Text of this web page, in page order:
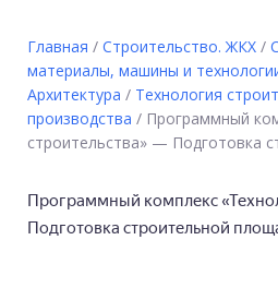
Главная / Строительство. ЖКХ /
материалы, машины и
Архитектура / Технология
производства / Программный
строительства» — Подготовка
Программный комплекс
Подготовка строительной